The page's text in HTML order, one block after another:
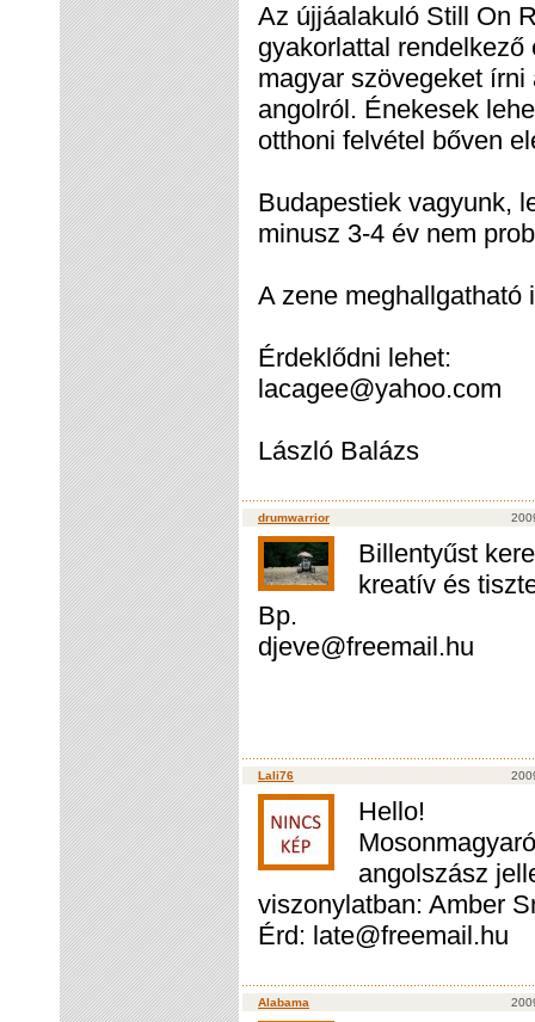
Az újjáalakuló Still On
gyakorlattal
magyar szövegeket
angolról. Énekesek
otthoni felvétel bőven
Budapestiek vagyunk,
minusz 3-4 év nem
A zene
Érdeklődni lehet:
lacagee@yahoo.com
László Balázs
drumwarrior
Billentyűst
kreatív és
Bp.
djeve@freemail.hu
Lali76
Hello!
angolszász
viszonylatban: Amber
Érd: late@freemail.hu
Alabama